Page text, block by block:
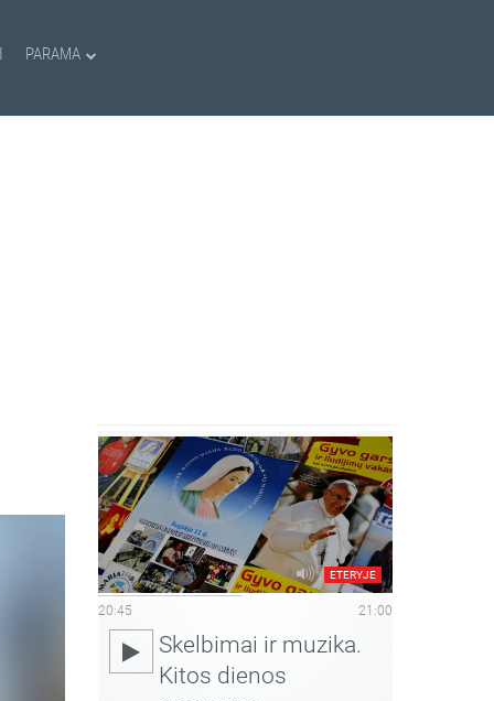
PARAMA
ETERYJE
20:45 21:00
Skelbimai ir muzika.
Kitos dienos